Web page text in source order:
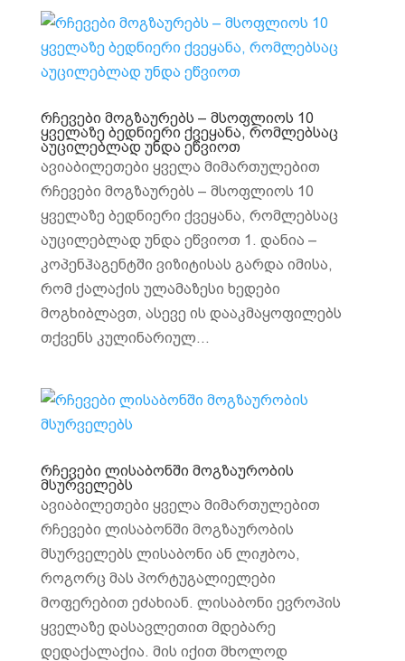
რჩევები მოგზაურებს – მსოფლიოს 10
ყველაზე ბედნიერი ქვეყანა, რომლებსაც
აუცილებლად უნდა ეწვიოთ
ავიაბილეთები ყველა მიმართულებით
რჩევები მოგზაურებს – მსოფლიოს 10
ყველაზე ბედნიერი ქვეყანა, რომლებსაც
აუცილებლად უნდა ეწვიოთ 1. დანია –
კოპენჰაგენტში ვიზიტისას გარდა იმისა,
რომ ქალაქის ულამაზესი ხედები
მოგხიბლავთ, ასევე ის დააკმაყოფილებს
თქვენს კულინარიულ...
რჩევები ლისაბონში მოგზაურობის
მსურველებს
ავიაბილეთები ყველა მიმართულებით
რჩევები ლისაბონში მოგზაურობის
მსურველებს ლისაბონი ან ლიჟბოა,
როგორც მას პორტუგალიელები
მოფერებით ეძახიან. ლისაბონი ევროპის
ყველაზე დასავლეთით მდებარე
დედაქალაქია. მის იქით მხოლოდ